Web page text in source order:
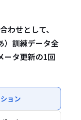
わせとして、
）訓練データ全
ータ更新の1回
ョン